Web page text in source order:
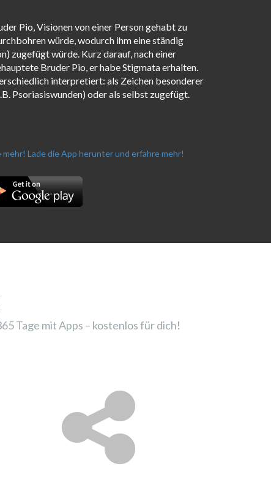
Pio, Visionen von einer Person gehabt zu
würde, wodurch ihm eine ständig
zugefügt würde. Kurz darauf, nach einer
Bruder Pio, er habe Stigmata erhalten.
interpretiert: als Zeichen besonderer
Psoriasiswunden) oder als selbst zugefügt.
mehr! Lade die App herunter und erfahre mehr!
Tage mit Apps – kostenlos für dich!